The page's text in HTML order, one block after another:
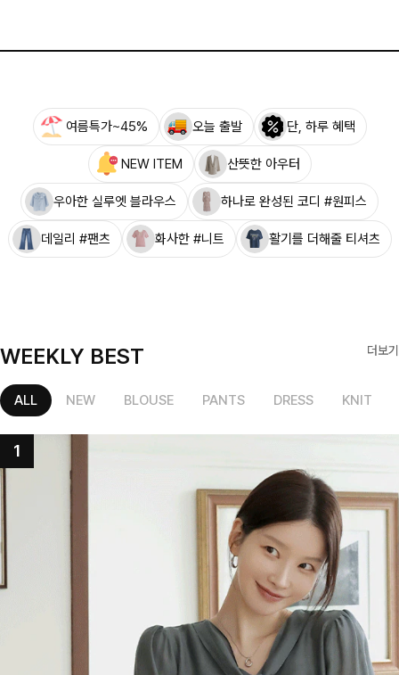
여름특가~45% 오늘 출발 단, 하루 혜택
NEW ITEM 산뜻한 아우터
우아한 실루엣 블라우스 하나로 완성된 코디 #원피스
데일리 #팬츠 화사한 #니트 활기를 더해줄 티셔츠
WEEKLY BEST 더보기
ALL NEW BLOUSE PANTS DRESS KNIT